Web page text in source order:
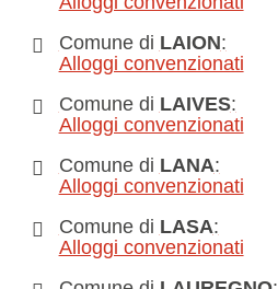
Comune di LAION:
Alloggi convenzionati
Comune di LAIVES:
Alloggi convenzionati
Comune di LANA:
Alloggi convenzionati
Comune di LASA:
Alloggi convenzionati